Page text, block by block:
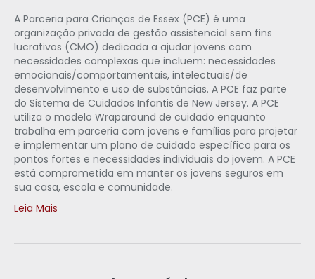
A Parceria para Crianças de Essex (PCE) é uma
organização privada de gestão assistencial sem fins
lucrativos (CMO) dedicada a ajudar jovens com
necessidades complexas que incluem: necessidades
emocionais/comportamentais, intelectuais/de
desenvolvimento e uso de substâncias. A PCE faz parte
do Sistema de Cuidados Infantis de New Jersey. A PCE
utiliza o modelo Wraparound de cuidado enquanto
trabalha em parceria com jovens e famílias para projetar
e implementar um plano de cuidado específico para os
pontos fortes e necessidades individuais do jovem. A PCE
está comprometida em manter os jovens seguros em
sua casa, escola e comunidade.
Leia Mais